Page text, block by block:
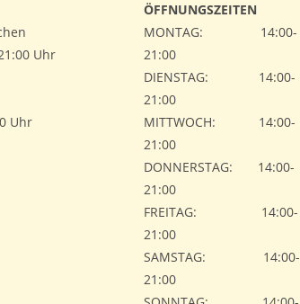
Uhr
Uhr
ÖFFNUNGSZEITEN
MONTAG: 14:00-
21:00
DIENSTAG: 14:00-
21:00
MITTWOCH: 14:00-
21:00
DONNERSTAG: 14:00-
21:00
FREITAG: 14:00-
21:00
SAMSTAG: 14:00-
21:00